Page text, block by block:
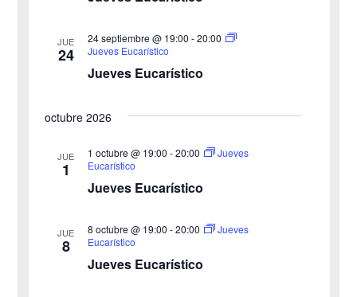
y
v
JUE
24
Jueves Eucarístico
24 septiembre @ 19:00 -20:00
Jueves Eucarístico
octubre 2026
JUE
1
Jueves Eucarístico
1 octubre @ 19:00 -20:00
Jueves
Eucarístico
JUE
8
Jueves Eucarístico
8 octubre @ 19:00 -20:00
Jueves
Eucarístico